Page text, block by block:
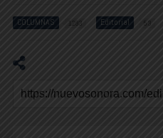
COLUMNAS 1293 Editorial 53